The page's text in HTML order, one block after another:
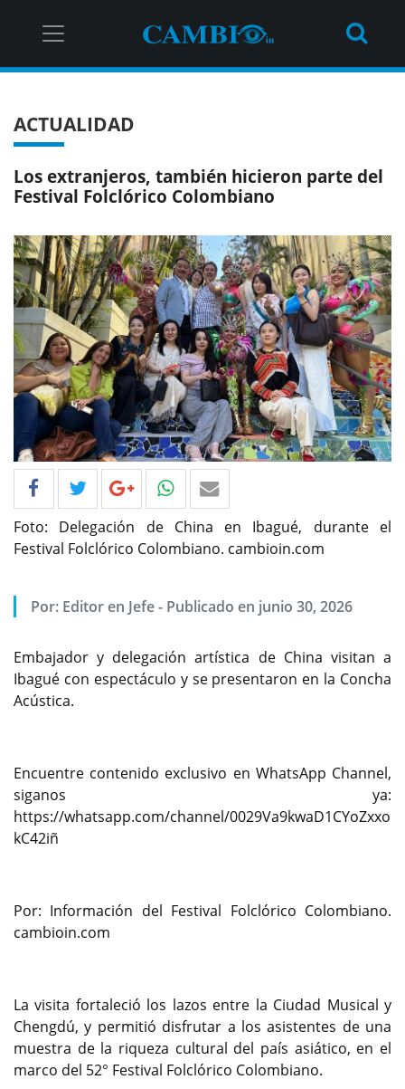
ACTUALIDAD
Los extranjeros, también hicieron parte del
Festival Folclórico Colombiano
Foto: Delegación de China en Ibagué, durante el
Festival Folclórico Colombiano. cambioin.com
Por: Editor en Jefe - Publicado en junio 30, 2026
Embajador y delegación artística de China visitan a
Ibagué con espectáculo y se presentaron en la Concha
Acústica.
Encuentre contenido exclusivo en WhatsApp Channel,
siganos ya:
https://whatsapp.com/channel/0029Va9kwaD1CYoZxxo
kC42iñ
Por: Información del Festival Folclórico Colombiano.
cambioin.com
La visita fortaleció los lazos entre la Ciudad Musical y
Chengdú, y permitió disfrutar a los asistentes de una
muestra de la riqueza cultural del país asiático, en el
marco del 52° Festival Folclórico Colombiano.